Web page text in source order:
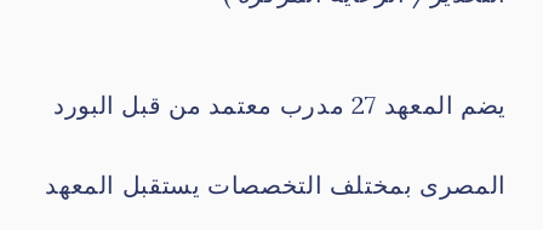
يضم المعهد 27 مدرب معتمد من قبل البورد
المصرى بمختلف التخصصات يستقبل المعهد